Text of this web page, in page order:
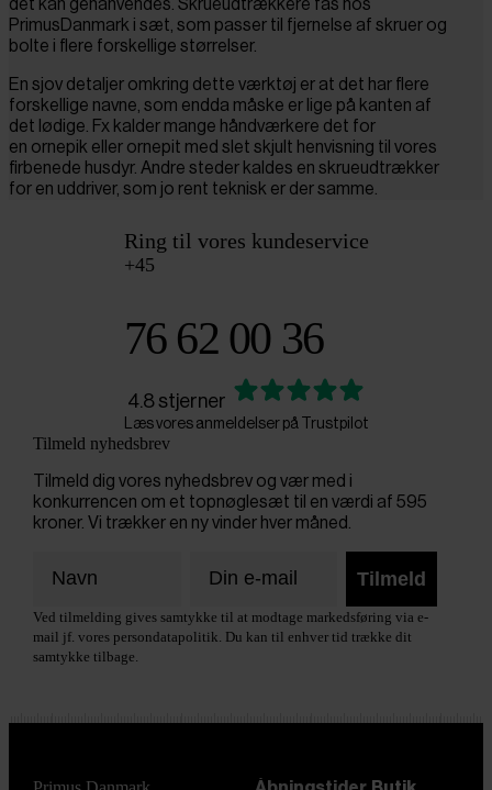
det kan genanvendes. Skrueudtrækkere fås hos
PrimusDanmark i sæt, som passer til fjernelse af skruer og
bolte i flere forskellige størrelser.
En sjov detaljer omkring dette værktøj er at det har flere
forskellige navne, som endda måske er lige på kanten af
det lødige. Fx kalder mange håndværkere det for
en ornepik eller ornepit med slet skjult henvisning til vores
firbenede husdyr. Andre steder kaldes en skrueudtrækker
for en uddriver, som jo rent teknisk er der samme.
Ring til vores kundeservice
+45
76 62 00 36
4.8 stjerner
Læs vores anmeldelser på Trustpilot
Tilmeld nyhedsbrev
Tilmeld dig vores nyhedsbrev og vær med i
konkurrencen om et topnøglesæt til en værdi af 595
kroner. Vi trækker en ny vinder hver måned.
Tilmeld
Ved tilmelding gives samtykke til at modtage markedsføring via e-
mail jf. vores persondatapolitik. Du kan til enhver tid trække dit
samtykke tilbage.